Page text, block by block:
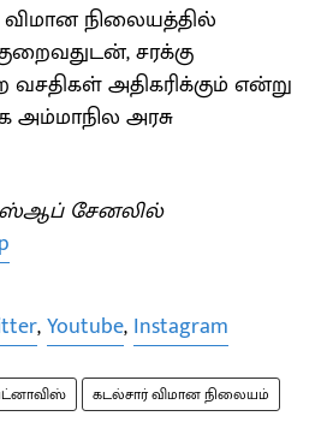
நிலையத்தில்
சரக்கு
அதிகரிக்கும் என்று
அம்மாநில அரசு
சேனலில்
,Youtube, Instagram
கடல்சார் விமான நிலையம்